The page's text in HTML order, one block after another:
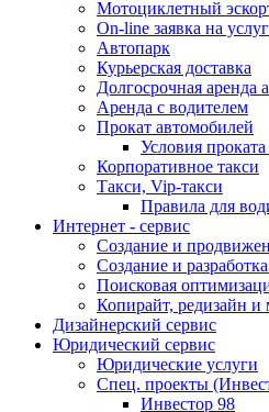
Мотоциклетный
On-line заявка на
Автопарк
Курьерская доставка
Долгосрочная аренда
Аренда с водителем
Прокат автомобилей
Условия
Корпоративное такси
Такси, Vip-такси
Правила для
Интернет - сервис
Создание и
Создание и
Поисковая
Копирайт, редизайн и
Дизайнерский сервис
Юридический сервис
Юридические услуги
Спец. проекты
Инвестор 98